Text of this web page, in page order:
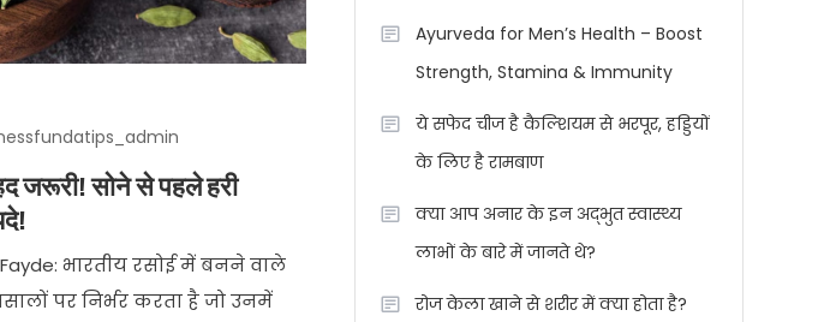
जरूरी! सोने से पहले हरी
Fayde: भारतीय रसोई में बनने वाले
पर निर्भर करता है जो उनमें
Ayurveda for Men’s Health – Boost
Strength, Stamina & Immunity
ये सफेद चीज है कैल्शियम से भरपूर, हड्डियों
के लिए है रामबाण
क्या आप अनार के इन अद्भुत स्वास्थ्य
लाभों के बारे में जानते थे?
रोज केला खाने से शरीर में क्या होता है?